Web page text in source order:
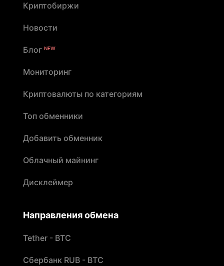
Криптобиржи
Новости
Блог NEW
Мониторинг
Криптовалюты по категориям
Топ обменники
Добавить обменник
Облачный майнинг
Дисклеймер
Направления обмена
Tether - BTC
Сбербанк RUB - BTC